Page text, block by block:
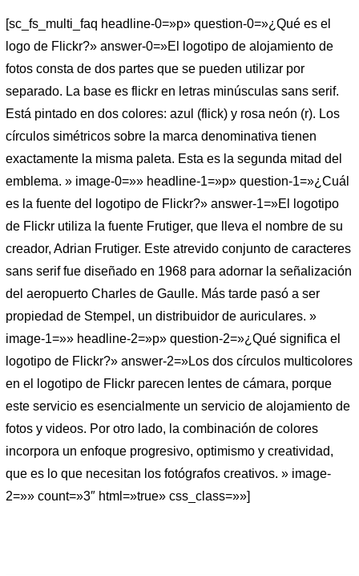
[sc_fs_multi_faq headline-0=»p» question-0=»¿Qué es el
logo de Flickr?» answer-0=»El logotipo de alojamiento de
fotos consta de dos partes que se pueden utilizar por
separado. La base es flickr en letras minúsculas sans serif.
Está pintado en dos colores: azul (flick) y rosa neón (r). Los
círculos simétricos sobre la marca denominativa tienen
exactamente la misma paleta. Esta es la segunda mitad del
emblema. » image-0=»» headline-1=»p» question-1=»¿Cuál
es la fuente del logotipo de Flickr?» answer-1=»El logotipo
de Flickr utiliza la fuente Frutiger, que lleva el nombre de su
creador, Adrian Frutiger. Este atrevido conjunto de caracteres
sans serif fue diseñado en 1968 para adornar la señalización
del aeropuerto Charles de Gaulle. Más tarde pasó a ser
propiedad de Stempel, un distribuidor de auriculares. »
image-1=»» headline-2=»p» question-2=»¿Qué significa el
logotipo de Flickr?» answer-2=»Los dos círculos multicolores
en el logotipo de Flickr parecen lentes de cámara, porque
este servicio es esencialmente un servicio de alojamiento de
fotos y videos. Por otro lado, la combinación de colores
incorpora un enfoque progresivo, optimismo y creatividad,
que es lo que necesitan los fotógrafos creativos. » image-
2=»» count=»3″ html=»true» css_class=»»]